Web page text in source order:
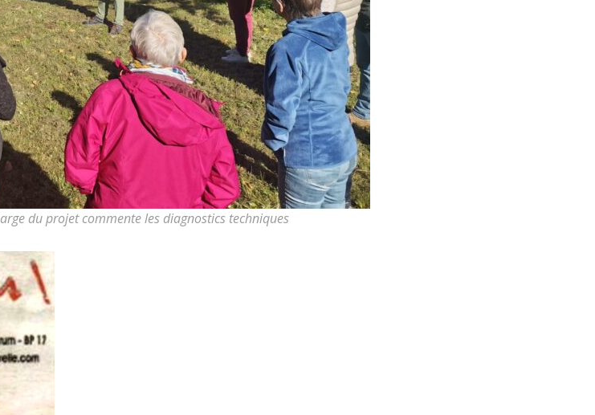
du projet commente les diagnostics techniques